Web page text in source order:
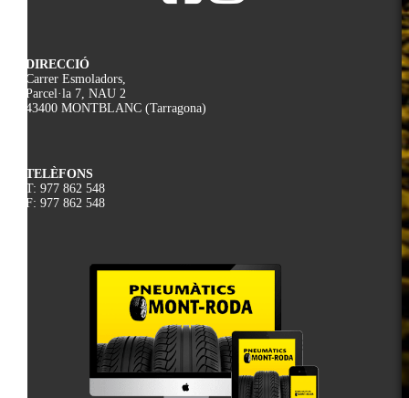
DIRECCIÓ
Carrer Esmoladors,
Parcel·la 7, NAU 2
43400 MONTBLANC (Tarragona)
TELÈFONS
T: 977 862 548
F: 977 862 548